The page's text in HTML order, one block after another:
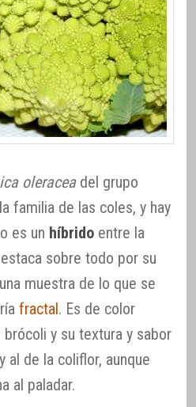
oleraceadel grupo
familia de las coles, y hay
es un híbrido entre la
sobre todo por su
muestra de lo que se
fractal. Es de color
y su textura y sabor
al de la coliflor, aunque
al paladar.